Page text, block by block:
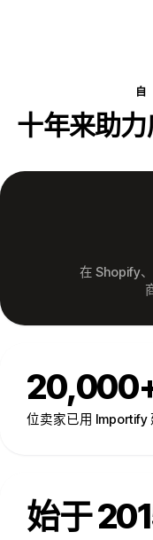
十年来助力
在 Shopify
位卖家已用 Importify
始于